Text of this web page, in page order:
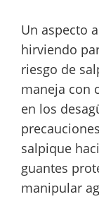
Un aspecto
hirviendo
riesgo de
maneja con
en los
salpique
guantes
manipular